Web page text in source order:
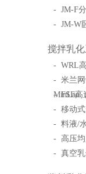
- JM-F
- JM-W
搅拌乳化
- WRL
- 米兰网
MinLan
- FSF高
- 移动式
- 料液/
- 高压
- 真空